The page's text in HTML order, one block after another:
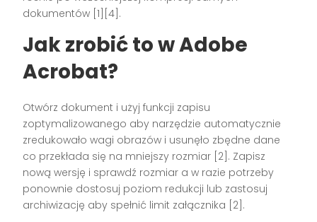
dokumentów [1][4].
Jak zrobić to w Adobe
Acrobat?
Otwórz dokument i użyj funkcji zapisu
zoptymalizowanego aby narzędzie automatycznie
zredukowało wagi obrazów i usunęło zbędne dane
co przekłada się na mniejszy rozmiar [2]. Zapisz
nową wersję i sprawdź rozmiar a w razie potrzeby
ponownie dostosuj poziom redukcji lub zastosuj
archiwizację aby spełnić limit załącznika [2].